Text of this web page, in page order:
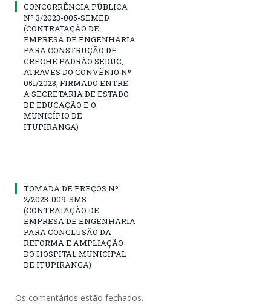
CONCORRÊNCIA PÚBLICA
Nº 3/2023-005-SEMED
(CONTRATAÇÃO DE
EMPRESA DE ENGENHARIA
PARA CONSTRUÇÃO DE
CRECHE PADRÃO SEDUC,
ATRAVÉS DO CONVÊNIO Nº
051/2023, FIRMADO ENTRE
A SECRETARIA DE ESTADO
DE EDUCAÇÃO E O
MUNICÍPIO DE
ITUPIRANGA)
TOMADA DE PREÇOS Nº
2/2023-009-SMS
(CONTRATAÇÃO DE
EMPRESA DE ENGENHARIA
PARA CONCLUSÃO DA
REFORMA E AMPLIAÇÃO
DO HOSPITAL MUNICIPAL
DE ITUPIRANGA)
Os comentários estão fechados.